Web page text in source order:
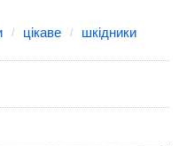
цікаве шкідники